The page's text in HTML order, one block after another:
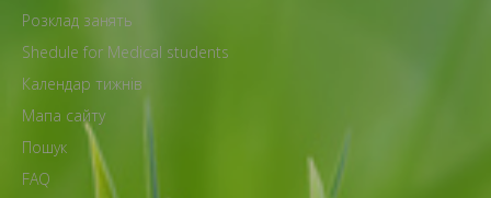
Розклад занять
Shedule for Medical students
Календар тижнів
Мапа сайту
Пошук
FAQ